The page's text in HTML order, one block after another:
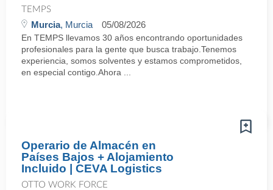
TEMPS
Murcia, Murcia 05/08/2026
En TEMPS llevamos 30 años encontrando oportunidades
profesionales para la gente que busca trabajo.Tenemos
experiencia, somos solventes y estamos comprometidos,
en especial contigo.Ahora ...
Operario de Almacén en
Países Bajos + Alojamiento
Incluido | CEVA Logistics
OTTO WORK FORCE